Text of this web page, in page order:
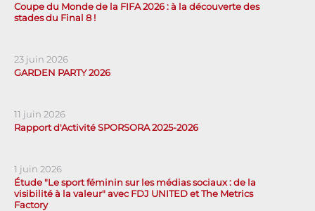
Coupe du Monde de la FIFA 2026 : à la découverte des
stades du Final 8 !
23 juin 2026
GARDEN PARTY 2026
11 juin 2026
Rapport d'Activité SPORSORA 2025-2026
1 juin 2026
Étude "Le sport féminin sur les médias sociaux : de la
visibilité à la valeur" avec FDJ UNITED et The Metrics
Factory